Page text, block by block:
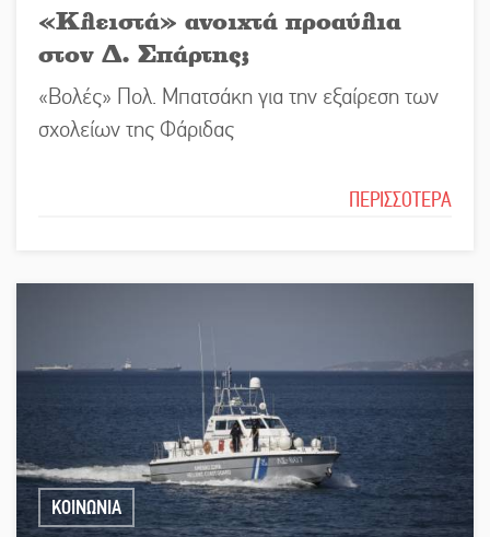
«Κλειστά» ανοιχτά προαύλια
στον Δ. Σπάρτης;
«Βολές» Πολ. Μπατσάκη για την εξαίρεση των
σχολείων της Φάριδας
ΠΕΡΙΣΣΟΤΕΡΑ
ΚΟΙΝΩΝΙΑ